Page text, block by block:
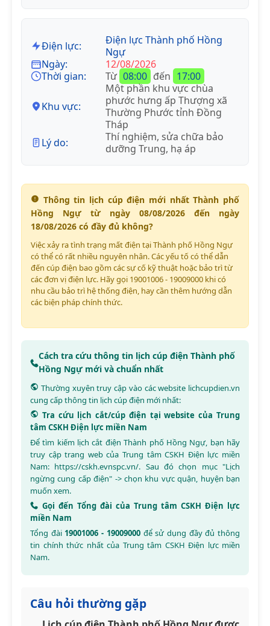
Điện lực:
Điện lực Thành phố Hồng
Ngự
Ngày:
12/08/2026
Thời gian:
Từ 08:00 đến 17:00
Khu vực:
Một phần khu vực chùa
phước hưng ấp Thượng xã
Thường Phước tỉnh Đồng
Tháp
Lý do:
Thí nghiệm, sửa chữa bảo
dưỡng Trung, hạ áp
Thông tin lịch cúp điện mới nhất Thành phố
Hồng Ngự từ ngày 08/08/2026 đến ngày
18/08/2026 có đầy đủ không?
Việc xảy ra tình trạng mất điện tại Thành phố Hồng Ngự
có thể có rất nhiều nguyên nhân. Các yếu tố có thể dẫn
đến cúp điện bao gồm các sự cố kỹ thuật hoặc bảo trì từ
các đơn vị điện lực. Hãy gọi 19001006 - 19009000 khi có
nhu cầu bảo trì hệ thống điện, hay cần thêm hướng dẫn
các biện pháp chính thức.
Cách tra cứu thông tin lịch cúp điện Thành phố
Hồng Ngự mới và chuẩn nhất
Thường xuyên truy cập vào các website lichcupdien.vn
cung cấp thông tin lịch cúp điện mới nhất:
Tra cứu lịch cắt/cúp điện tại website của Trung
tâm CSKH Điện lực miền Nam
Để tìm kiếm lịch cắt điện Thành phố Hồng Ngự, bạn hãy
truy cập trang web của Trung tâm CSKH Điện lực miền
Nam: https://cskh.evnspc.vn/. Sau đó chọn mục "Lịch
ngừng cung cấp điện" -> chọn khu vực quận, huyện bạn
muốn xem.
Gọi đến Tổng đài của Trung tâm CSKH Điện lực
miền Nam
Tổng đài 19001006 - 19009000để sử dụng đầy đủ thông
tin chính thức nhất của Trung tâm CSKH Điện lực miền
Nam.
Câu hỏi thường gặp